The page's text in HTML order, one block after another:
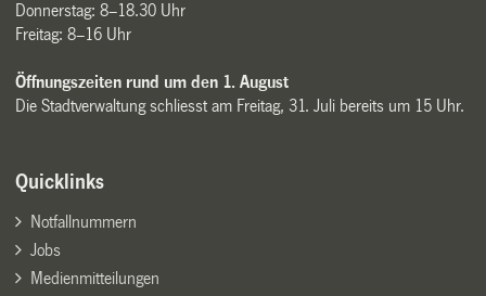
Donnerstag: 8–18.30 Uhr
Freitag: 8–16 Uhr
Öffnungszeiten rund um den 1. August
Die Stadtverwaltung schliesst am Freitag, 31. Juli bereits um 15 Uhr.
Quicklinks
Notfallnummern
Jobs
Medienmitteilungen